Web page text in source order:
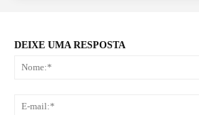
DEIXE UMA RESPOSTA